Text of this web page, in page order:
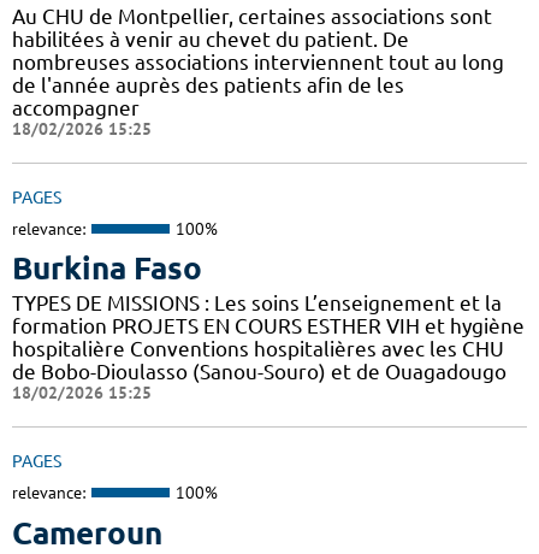
Au CHU de Montpellier, certaines associations sont
habilitées à venir au chevet du patient. De
nombreuses associations interviennent tout au long
de l'année auprès des patients afin de les
accompagner
18/02/2026 15:25
PAGES
relevance: 100%
Burkina Faso
TYPES DE MISSIONS : Les soins L’enseignement et la
formation PROJETS EN COURS ESTHER VIH et hygiène
hospitalière Conventions hospitalières avec les CHU
de Bobo-Dioulasso (Sanou-Souro) et de Ouagadougo
18/02/2026 15:25
PAGES
relevance: 100%
Cameroun